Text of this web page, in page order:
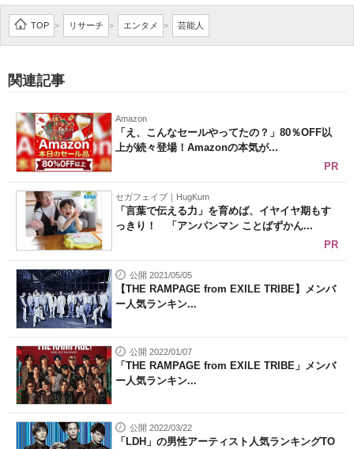
TOP > リサーチ > エンタメ > 芸能人
関連記事
Amazon
「え、こんなセールやってたの？」80％OFF以
上が続々登場！Amazonの本気が...
PR
セガフェイブ｜HugKum
「言葉で伝える力」を育めば、イヤイヤ期もす
っきり！ 「アンパンマン ことばずかん...
PR
公開 2021/05/05
【THE RAMPAGE from EXILE TRIBE】メンバ
ー人気ランキン...
公開 2022/01/07
「THE RAMPAGE from EXILE TRIBE」メンバ
ー人気ランキン...
公開 2022/03/22
「LDH」の男性アーティスト人気ランキングTO